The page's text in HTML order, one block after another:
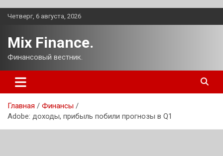
Перейти
Четверг, 6 августа, 2026
Mix Finance.
Финансовый вестник.
Главная
Финансы
Adobe: доходы, прибыль побили прогнозы в Q1